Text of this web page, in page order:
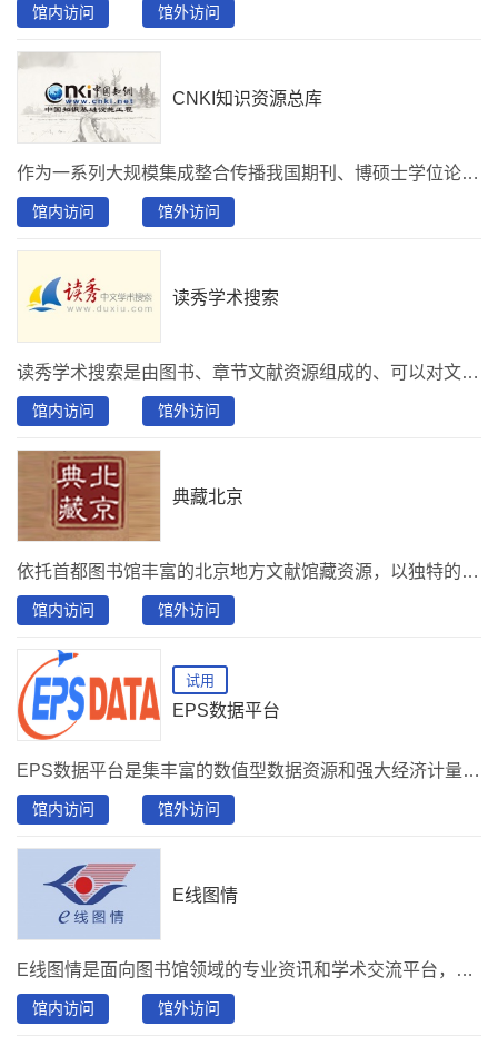
馆内访问 馆外访问
CNKI知识资源总库
作为一系列大规模集成整合传播我国期刊、博硕士学位论文、工具书、会议论文、（新增）中国学术辑刊全文数据库、（新增）标准全文数据等各类文献资源的大型全文数据库和二次文献数据库，以及由文献内容挖掘产生的知识元数据库。其内容覆盖范围包含自然科学、工程技术、农业、哲学、医学、人文社会科学等各个领域。首都图书馆购买了《中国学术期刊网络出版总库》、《中国博士学位论文全文数据库》、《中国优秀硕士学位论文全文数据库》、《国际会议论文全文数据库》、《中国重要会议论文全文数据库》、《中国工具书网络出版总库》。
馆内访问 馆外访问
读秀学术搜索
读秀学术搜索是由图书、章节文献资源组成的、可以对文献资源及其全文内容进行深度检索的知识搜索系统，用户可在系统中检索到17亿页全文资料、670多万种中文图书书目，130万种图书可在线阅读全文，部分图书可通过文献传递功能收取Email邮件获得图书全文资源。
馆内访问 馆外访问
典藏北京
依托首都图书馆丰富的北京地方文献馆藏资源，以独特的视角展现北京古都风貌，风土人情。以文献资料为基础，结合实景拍摄、专家解说，真实、全面、科学的再现历史，重塑旧京城点滴。 访问方式：下载“首都图书馆”APP， 使用北京市联合读者卡登录后，在"资源“--“首图讲坛”--“典藏北京”访问。
馆内访问 馆外访问
试用
EPS数据平台
EPS数据平台是集丰富的数值型数据资源和强大经济计量系统为一体，覆盖多学科、面向多领域的综合性统计数据与分析平台。
馆内访问 馆外访问
E线图情
E线图情是面向图书馆领域的专业资讯和学术交流平台，下设学者、 聚焦、海外、国内、热点、专题、论文等版块，包括风云人物、 行业聚焦、新馆写真、国际动态、图情要闻、国际图联、国际会议、 国内会议、e线速递、雷速动态、图情人物、产品市场、行业协会、 图情机构、馆刊集萃、理论技术、研究报告、图书馆建设等30多个栏目。
馆内访问 馆外访问